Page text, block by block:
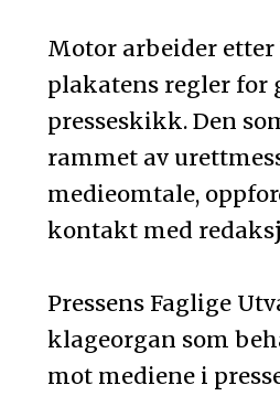
Motor arbeider
plakatens regler for
presseskikk. Den
rammet av
medieomtale,
kontakt med
Pressens Faglige
klageorgan som
mot mediene i